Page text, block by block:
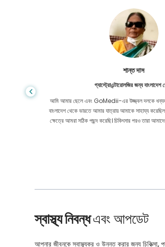
শান্ত দাস
গ্যাস্ট্রোএন্টারোলজির জন্য বাংলাদেশ
আমি আমার ছেলে এবং GoMedii-এর উজ্জ্বল দলকে ধন্যবাদ
বাংলাদেশ থেকে ভারতে আমার যাত্রায় আমাকে সাহায্য
ক্ষেত্রে আমরা সঠিক পছন্দ করেছি। চিকিৎসার পরও তারা
স্বাস্থ্য নিবন্ধএবং আপডেট
আপনার জীবনকে স্বাস্থ্যকর ও উন্নত করার জন্য চিকিত্সা,